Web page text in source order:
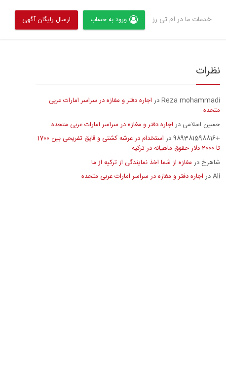
خدمات ما در ام تی رز ورود به حساب ارسال رایگان آگهی
نظرات
Reza mohammadiدر اجاره دفتر و مغازه در سراسر امارات عربی
متحده
حسین اسلامی در اجاره دفتر و مغازه در سراسر امارات عربی متحده
+989381598816
در
استخدام در عرشه کشتی و قایق تفریحی بین 1700
تا 2000 دلار حقوق ماهیانه در ترکیه
شاهرخ در مغازه از شما اخذ نمایندگی از ترکیه از ما
Aliدر اجاره دفتر و مغازه در سراسر امارات عربی متحده